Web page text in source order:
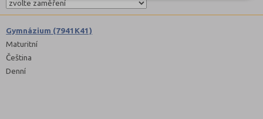
Gymnázium (7941K41)
Maturitní
Čeština
Denní